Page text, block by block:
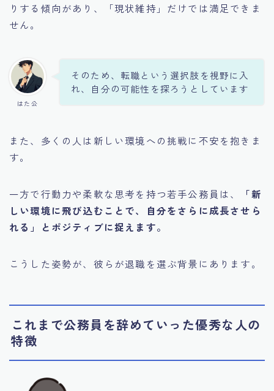
りする傾向があり、「現状維持」だけでは満足できま
せん。
はた公
そのため、転職という選択肢を視野に入
れ、自分の可能性を探ろうとしています
また、多くの人は新しい環境への挑戦に不安を抱きま
す。
一方で行動力や柔軟な思考を持つ若手公務員は、
「新
しい環境に飛び込むことで、自分をさらに成長させら
れる」とポジティブに捉えます。
こうした姿勢が、彼らが退職を選ぶ背景にあります。
これまで公務員を辞めていった優秀な人の
特徴